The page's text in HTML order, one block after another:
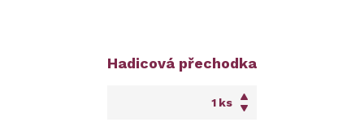
Hadicová přechodka
ks